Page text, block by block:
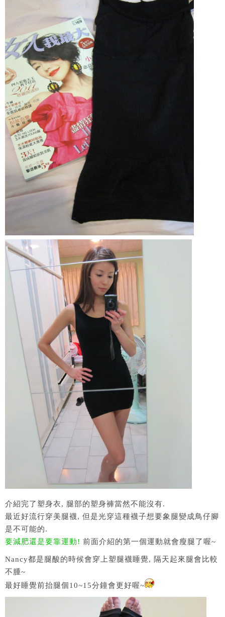
介紹完了塑身衣, 腿部的塑身褲當然不能沒有.
最近好流行穿美腿襪, 但是光穿這種襪子想要象腿變成鳥仔腳
是不可能的.
要減肥還是要靠運動! 前面介紹的第一個運動就會瘦腿了喔~
Nancy都是腿酸的時候會穿上塑腿襪睡覺, 隔天起來腿會比較
不腫~
最好睡覺前抬腿個10~15分鐘會更好喔~